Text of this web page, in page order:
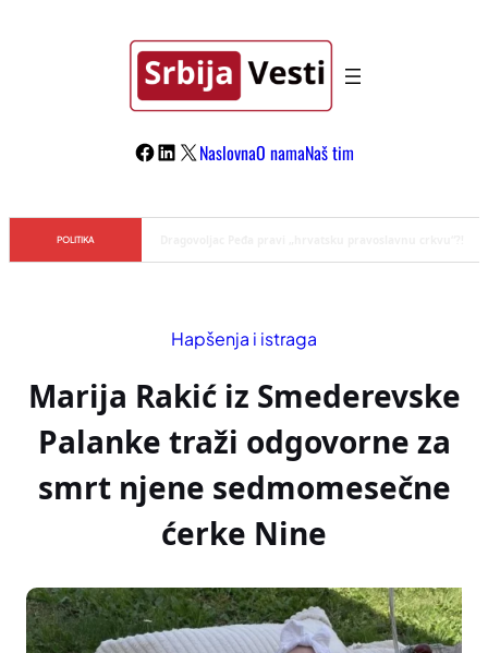
Facebook
LinkedIn
X NaslovnaO namaNaš tim
POLITIKA
Hapšenja i istraga
Marija Rakić iz Smederevske
Palanke traži odgovorne za
smrt njene sedmomesečne
ćerke Nine